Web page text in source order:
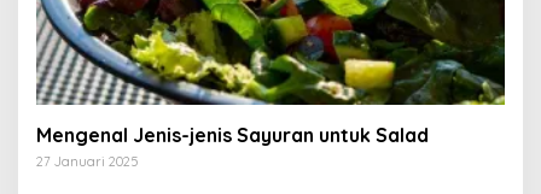
Mengenal Jenis-jenis Sayuran untuk Salad
27 Januari 2025